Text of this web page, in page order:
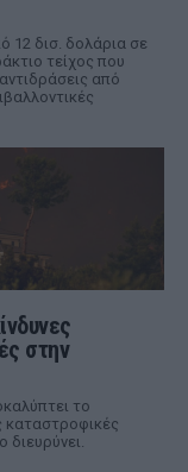
12 δισ. δολάρια σε
τείχος που
από
στην
το
καταστροφικές